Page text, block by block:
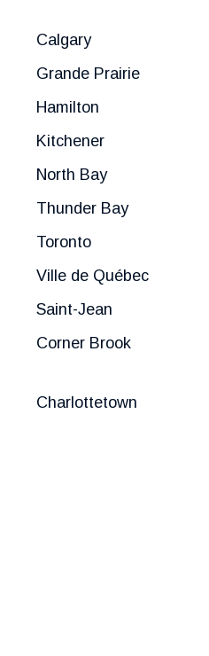
Calgary
Grande Prairie
Hamilton
Kitchener
North Bay
Thunder Bay
Toronto
Ville de Québec
Saint-Jean
Corner Brook
Charlottetown